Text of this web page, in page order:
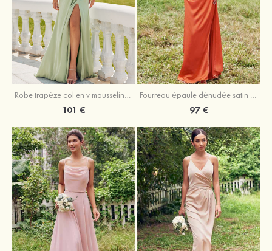
Robe trapèze col en v mousseline ras du sol robe de demoiselle d'honneur
101 €
Fourreau épaule dénudée satin extensible ras du sol robe de demoiselle d'honneur
97 €